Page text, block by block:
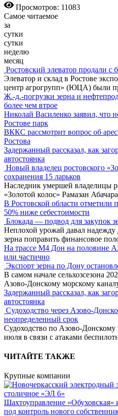
Просмотров: 11083
Самое читаемое
за
сутки
сутки
неделю
месяц
Ростовский элеватор продали с
Элеватор и склад в Ростове
центр агрогрупп» (ЮЦА) были
Ж.-д.-погрузки зерна и
более чем втрое
Николай Василенко заявил, что
Ростове парк
ВККС рассмотрит вопрос об
Ростова
Задержанный рассказал, как
автостоянка
Новый владелец ростовского
сохранения 15 ларьков
Наследник умершей владелицы
«Золотой колос» Рамазан
В Ростовской области отметили
50% ниже себестоимости
Блокада — подвод для закупок
Неплохой урожай давал
зерна поправить финансовое
На трассе М4 Дон на половине
или частично
Экспорт зерна по Дону
В самом начале сельхозсезона
Азово-Донскому морскому
Задержанный рассказал, как
автостоянка
Судоходство через Азово-
неопределенный срок
Судоходство по Азово-Донскому
июля в связи с атаками
ЧИТАЙТЕ ТАКЖЕ
Крупные компании
Шахтоуправление
под контроль нового